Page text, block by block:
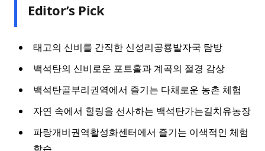
Editor’s Pick
태고의 신비를 간직한 신성리공룡발자국 탐방
백석탄의 신비로운 포트홀과 계곡의 절경 감상
백석탄골부리권역에서 즐기는 다채로운 농촌 체험
자연 속에서 힐링을 선사하는 백석탄가는길치유농장
파랑개비권역활성화센터에서 즐기는 이색적인 체험